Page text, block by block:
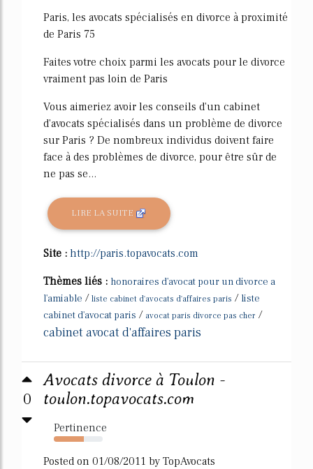
Paris, les avocats spécialisés en divorce à proximité
de Paris 75
Faites votre choix parmi les avocats pour le divorce
vraiment pas loin de Paris
Vous aimeriez avoir les conseils d'un cabinet
d'avocats spécialisés dans un problème de divorce
sur Paris ? De nombreux individus doivent faire
face à des problèmes de divorce, pour être sûr de
ne pas se...
LIRE LA SUITE
Site : http://paris.topavocats.com
Thèmes liés : honoraires d'avocat pour un divorce a
l'amiable / liste cabinet d'avocats d'affaires paris / liste
cabinet d'avocat paris / avocat paris divorce pas cher /
cabinet avocat d'affaires paris
0
Avocats divorce à Toulon -
toulon.topavocats.com
Pertinence
61%
Posted on 01/08/2011 by TopAvocats